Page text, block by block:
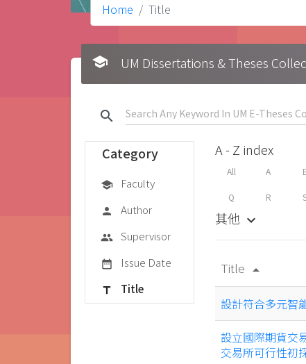
Home Title
school UM Dissertations & Theses
search
Category
school Faculty
person Author
group Supervisor
date_range Issue Date
title Title
A - Z index
All A
Q R
其他 keyboard_arrow_down
Title arrow_drop_up
設計符合多元智
設立國際期貨交
交易所可行性初